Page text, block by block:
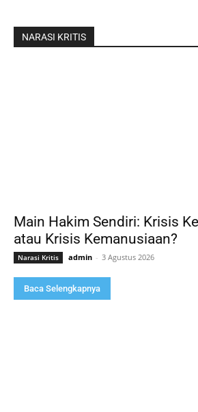
NARASI KRITIS
Main Hakim Sendiri: Krisis
atau Krisis Kemanusiaan?
Narasi Kritis admin - 3 Agustus 2026
Baca Selengkapnya